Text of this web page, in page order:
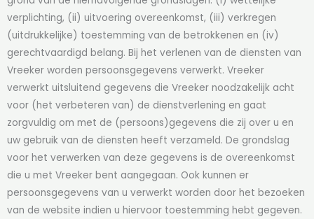
verplichting, (ii) uitvoering overeenkomst, (iii) verkregen
(uitdrukkelijke) toestemming van de betrokkenen en (iv)
gerechtvaardigd belang. Bij het verlenen van de diensten van
Vreeker worden persoonsgegevens verwerkt. Vreeker
verwerkt uitsluitend gegevens die Vreeker noodzakelijk acht
voor (het verbeteren van) de dienstverlening en gaat
zorgvuldig om met de (persoons)gegevens die zij over u en
uw gebruik van de diensten heeft verzameld. De grondslag
voor het verwerken van deze gegevens is de overeenkomst
die u met Vreeker bent aangegaan. Ook kunnen er
persoonsgegevens van u verwerkt worden door het bezoeken
van de website indien u hiervoor toestemming hebt gegeven.